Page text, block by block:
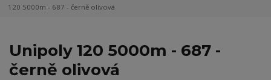
120 5000m - 687 - černě olivová
Unipoly 120 5000m - 687 -
černě olivová